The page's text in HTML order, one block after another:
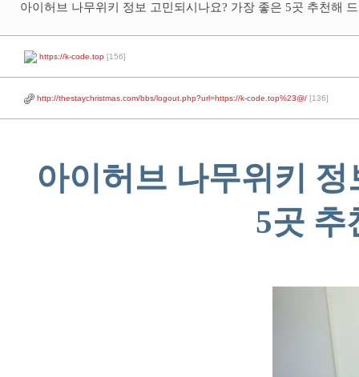
아이허브 나무위키 정보 고민되시나요? 가장 좋은 5곳 추천해
https://k-code.top [156]
http://thestaychristmas.com/bbs/logout.php?url=https://k-code.top%23@/ [136]
아이허브 나무위키
5곳 추